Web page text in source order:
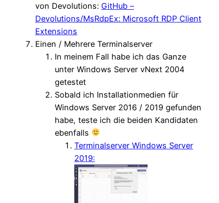
von Devolutions: GitHub –
Devolutions/MsRdpEx: Microsoft RDP Client
Extensions
Einen / Mehrere Terminalserver
In meinem Fall habe ich das Ganze
unter Windows Server vNext 2004
getestet
Sobald ich Installationmedien für
Windows Server 2016 / 2019 gefunden
habe, teste ich die beiden Kandidaten
ebenfalls
Terminalserver Windows Server
2019: